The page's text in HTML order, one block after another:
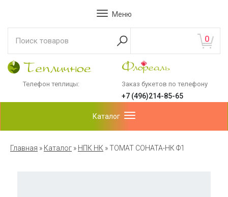
Меню
0
Телефон теплицы: Заказ букетов по телефону
+7 (496)214-85-65
Каталог
Главная » Каталог » НПК НК »ТОМАТ СОНАТА-НК Ф1